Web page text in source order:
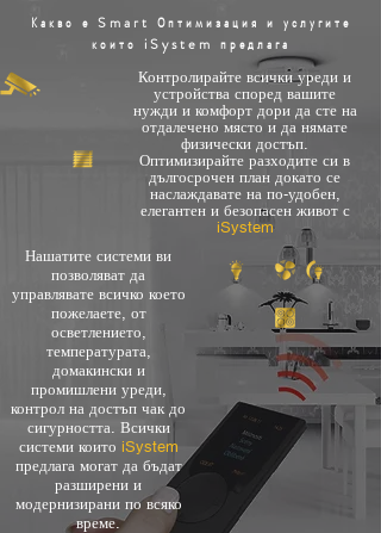
Какво е Smart Оптимизация и услугите
които iSystem предлага
Контролирайте всички уреди и
устройства според вашите
нужди и комфорт дори да сте на
отдалечено място и да нямате
физически достъп.
Оптимизирайте разходите си в
дългосрочен план докато се
наслаждавате на по-удобен,
елегантен и безопасен живот с
iSystem
Нашатите системи ви
позволяват да
управлявате всичко което
пожелаете, от
осветлението,
температурата,
домакински и
промишлени уреди,
контрол на достъп чак до
сигурността. Всички
системи които iSystem
предлага могат да бъдат
разширени и
модернизирани по всяко
време.